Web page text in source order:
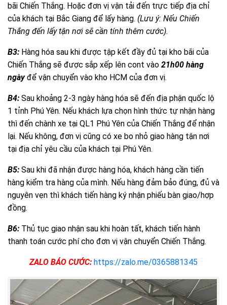
bãi Chiến Thắng. Hoặc đơn vị vận tải đến trực tiếp địa chỉ
của khách tại Bắc Giang để lấy hàng. (Lưu ý: Nếu Chiến
Thắng đến lấy tận nơi sẽ cần tính thêm cước).
B3: Hàng hóa sau khi được tập kết đầy đủ tại kho bãi của
Chiến Thắng sẽ được sắp xếp lên cont vào 21h00 hàng
ngàyđể vận chuyển vào kho HCM của đơn vị.
B4: Sau khoảng 2-3 ngày hàng hóa sẽ đến địa phận quốc lộ
1 tỉnh Phú Yên. Nếu khách lựa chọn hình thức tự nhận hàng
thì đến chành xe tại QL1 Phú Yên của Chiến Thắng để nhận
lại. Nếu không, đơn vị cũng có xe bo nhỏ giao hàng tận nơi
tại địa chỉ yêu cầu của khách tại Phú Yên.
B5: Sau khi đã nhận được hàng hóa, khách hàng cần tiến
hàng kiểm tra hàng của mình. Nếu hàng đảm bảo đúng, đủ và
nguyên vẹn thì khách tiến hàng ký nhận phiếu bàn giao/hợp
đồng.
B6: Thủ tục giao nhận sau khi hoàn tất, khách tiến hành
thanh toán cước phí cho đơn vị vận chuyển Chiến Thắng.
ZALO BÁO CƯỚC: https://zalo.me/0365881345